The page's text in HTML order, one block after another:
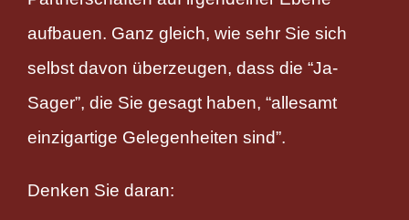
aufbauen. Ganz gleich, wie sehr Sie sich
selbst davon überzeugen, dass die “Ja-
Sager”, die Sie gesagt haben, “allesamt
einzigartige Gelegenheiten sind”.
Denken Sie daran: